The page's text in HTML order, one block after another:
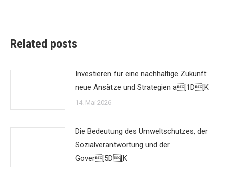
Related posts
Investieren für eine nachhaltige Zukunft:
neue Ansätze und Strategien a[1D[K
14. Mai 2026
Die Bedeutung des Umweltschutzes, der
Sozialverantwortung und der
Gover[5D[K